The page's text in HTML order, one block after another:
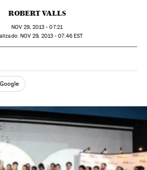
ROBERT VALLS
NOV 29, 2013 - 07:21
NOV 29, 2013 - 07:46EST
en TwitterRedes Sociales